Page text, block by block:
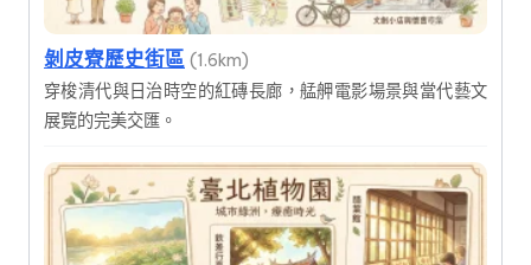
剝皮寮歷史街區 (1.6km)
穿梭清代與日治時空的紅磚長廊，艋舺電影場景與當代藝文
展覽的完美交匯。